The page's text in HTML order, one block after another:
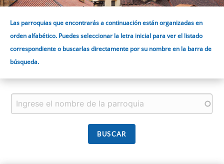
Las parroquias que encontrarás a continuación están organizadas en
orden alfabético. Puedes seleccionar la letra inicial para ver el listado
correspondiente o buscarlas directamente por su nombre en la barra de
búsqueda.